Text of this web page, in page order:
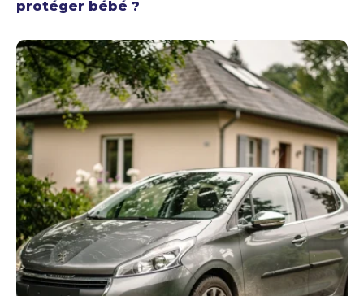
protéger bébé ?